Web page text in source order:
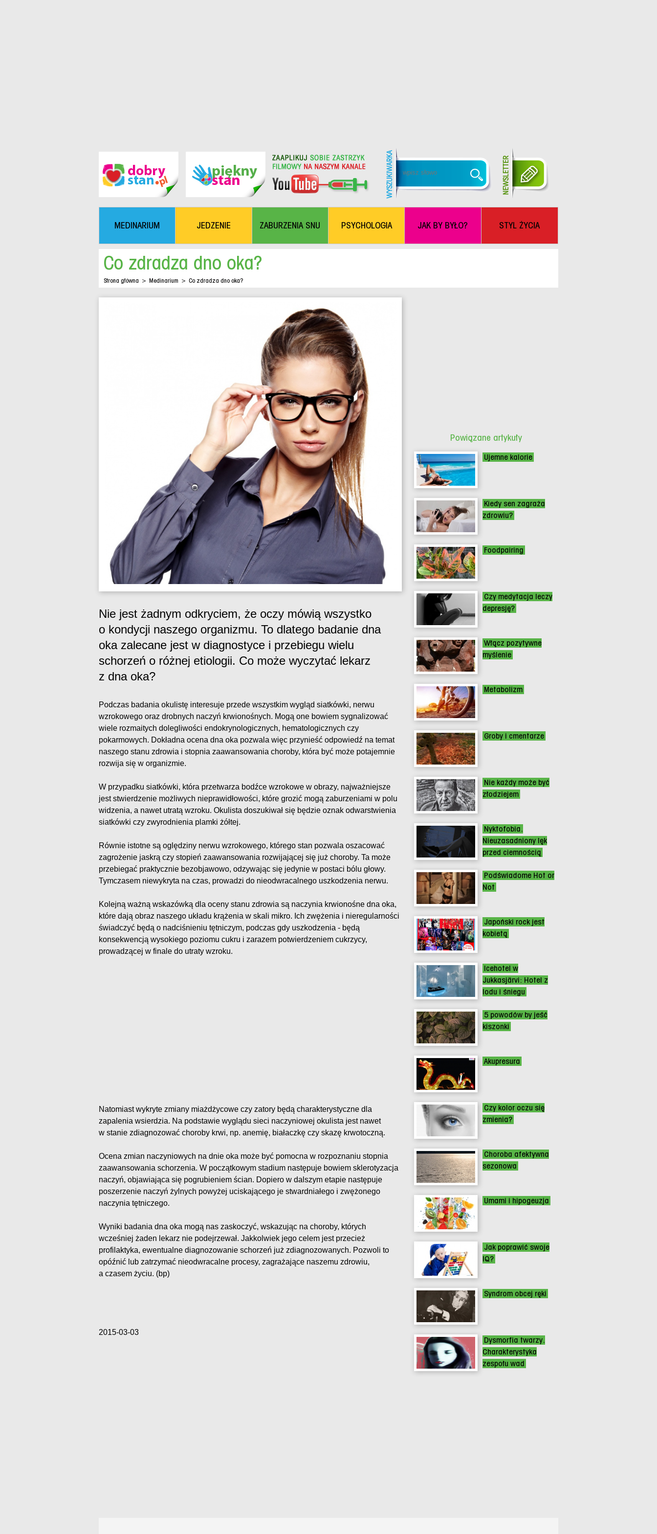
MEDINARIUM JEDZENIE ZABURZENIA SNU PSYCHOLOGIA JAK BY BYŁO? STYL ŻYCIA
Co zdradza dno oka?
Strona główna > Medinarium > Co zdradza dno oka?
Nie jest żadnym odkryciem, że oczy mówią wszystko
o kondycji naszego organizmu. To dlatego badanie dna
oka zalecane jest w diagnostyce i przebiegu wielu
schorzeń o różnej etiologii. Co może wyczytać lekarz
z dna oka?
Podczas badania okulistę interesuje przede wszystkim wygląd siatkówki, nerwu
wzrokowego oraz drobnych naczyń krwionośnych. Mogą one bowiem sygnalizować
wiele rozmaitych dolegliwości endokrynologicznych, hematologicznych czy
pokarmowych. Dokładna ocena dna oka pozwala więc przynieść odpowiedź na temat
naszego stanu zdrowia i stopnia zaawansowania choroby, która być może potajemnie
rozwija się w organizmie.
W przypadku siatkówki, która przetwarza bodźce wzrokowe w obrazy, najważniejsze
jest stwierdzenie możliwych nieprawidłowości, które grozić mogą zaburzeniami w polu
widzenia, a nawet utratą wzroku. Okulista doszukiwał się będzie oznak odwarstwienia
siatkówki czy zwyrodnienia plamki żółtej.
Równie istotne są oględziny nerwu wzrokowego, którego stan pozwala oszacować
zagrożenie jaskrą czy stopień zaawansowania rozwijającej się już choroby. Ta może
przebiegać praktycznie bezobjawowo, odzywając się jedynie w postaci bólu głowy.
Tymczasem niewykryta na czas, prowadzi do nieodwracalnego uszkodzenia nerwu.
Kolejną ważną wskazówką dla oceny stanu zdrowia są naczynia krwionośne dna oka,
które dają obraz naszego układu krążenia w skali mikro. Ich zwężenia i nieregularności
świadczyć będą o nadciśnieniu tętniczym, podczas gdy uszkodzenia - będą
konsekwencją wysokiego poziomu cukru i zarazem potwierdzeniem cukrzycy,
prowadzącej w finale do utraty wzroku.
Natomiast wykryte zmiany miażdżycowe czy zatory będą charakterystyczne dla
zapalenia wsierdzia. Na podstawie wyglądu sieci naczyniowej okulista jest nawet
w stanie zdiagnozować choroby krwi, np. anemię, białaczkę czy skazę krwotoczną.
Ocena zmian naczyniowych na dnie oka może być pomocna w rozpoznaniu stopnia
zaawansowania schorzenia. W początkowym stadium następuje bowiem sklerotyzacja
naczyń, objawiająca się pogrubieniem ścian. Dopiero w dalszym etapie następuje
poszerzenie naczyń żylnych powyżej uciskającego je stwardniałego i zwężonego
naczynia tętniczego.
Wyniki badania dna oka mogą nas zaskoczyć, wskazując na choroby, których
wcześniej żaden lekarz nie podejrzewał. Jakkolwiek jego celem jest przecież
profilaktyka, ewentualne diagnozowanie schorzeń już zdiagnozowanych. Pozwoli to
opóźnić lub zatrzymać nieodwracalne procesy, zagrażające naszemu zdrowiu,
a czasem życiu. (bp)
2015-03-03
Powiązane artykuły
Ujemne kalorie
Kiedy sen zagraża
zdrowiu?
Foodpairing
Czy medytacja leczy
depresję?
Włącz pozytywne
myślenie
Metabolizm
Groby i cmentarze
Nie każdy może być
złodziejem
Nyktofobia.
Nieuzasadniony lęk
przed ciemnością
Podświadome Hot or
Not
Japoński rock jest
kobietą
Icehotel w
Jukkasjärvi: Hotel z
lodu i śniegu
5 powodów by jeść
kiszonki
Akupresura
Czy kolor oczu się
zmienia?
Choroba afektywna
sezonowa
Umami i hipogeuzja
Jak poprawić swoje
IQ?
Syndrom obcej ręki
Dysmorfia twarzy.
Charakterystyka
zespołu wad